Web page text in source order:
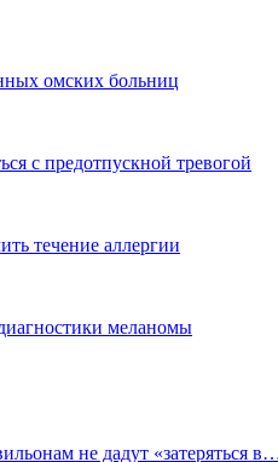
омских больниц
с предотпускной тревогой
течение аллергии
меланомы
не дадут «затеряться